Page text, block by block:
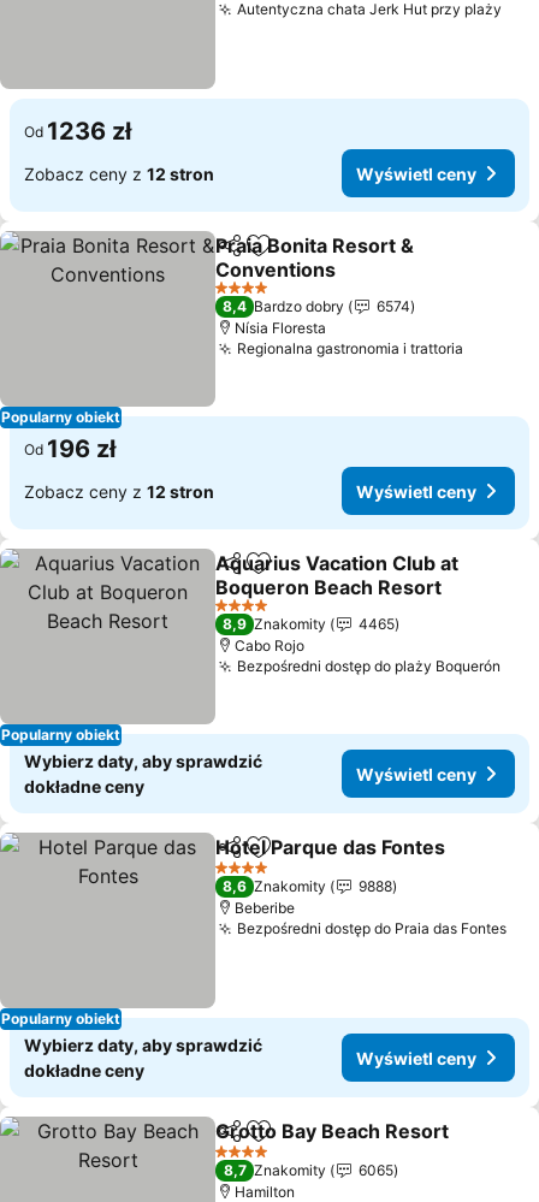
Autentyczna chata Jerk Hut przy plaży
Od 1236 zł
Zobacz ceny z 12 stron Wyświetl ceny
Popularny obiekt
Udostępnij
Dodaj do ulubionych
Praia Bonita Resort &
Conventions
Wyświetl ceny
4 Kategoria
8,4 Bardzo dobry
6574
Nísia Floresta
Regionalna gastronomia i trattoria
Od 196 zł
Zobacz ceny z 12 stron Wyświetl ceny
Popularny obiekt
UdostępnijDodaj do ulubionych
Aquarius Vacation Club at
Boqueron Beach Resort
Wyświetl ceny
4 Kategoria
8,9 Znakomity
4465
Cabo Rojo
Bezpośredni dostęp do plaży Boquerón
Wybierz daty, aby sprawdzić
dokładne ceny
Wyświetl ceny
Popularny obiekt
Udostępnij
Dodaj do ulubionych
Hotel Parque das Fontes
4 Kategoria
8,6 Znakomity
9888
Beberibe
Bezpośredni dostęp do Praia das Fontes
Wybierz daty, aby sprawdzić
dokładne ceny
Wyświetl ceny
Udostępnij
Dodaj do ulubionych
Grotto Bay Beach Resort
4 Kategoria
8,7 Znakomity
6065
Hamilton